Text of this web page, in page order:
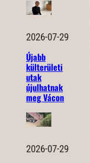
2026-07-29
Újabb
külterületi
utak
újulhatnak
meg Vácon
2026-07-29